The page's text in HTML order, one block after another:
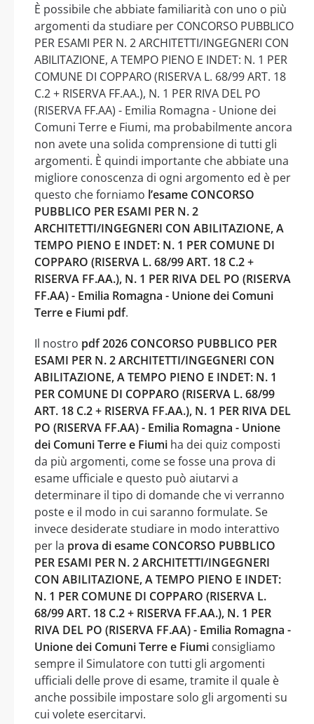
È possibile che abbiate familiarità con uno o più
argomenti da studiare per CONCORSO PUBBLICO
PER ESAMI PER N. 2 ARCHITETTI/INGEGNERI CON
ABILITAZIONE, A TEMPO PIENO E INDET: N. 1 PER
COMUNE DI COPPARO (RISERVA L. 68/99 ART. 18
C.2 + RISERVA FF.AA.), N. 1 PER RIVA DEL PO
(RISERVA FF.AA) - Emilia Romagna - Unione dei
Comuni Terre e Fiumi, ma probabilmente ancora
non avete una solida comprensione di tutti gli
argomenti. È quindi importante che abbiate una
migliore conoscenza di ogni argomento ed è per
questo che forniamo l’esame CONCORSO
PUBBLICO PER ESAMI PER N. 2
ARCHITETTI/INGEGNERI CON ABILITAZIONE, A
TEMPO PIENO E INDET: N. 1 PER COMUNE DI
COPPARO (RISERVA L. 68/99 ART. 18 C.2 +
RISERVA FF.AA.), N. 1 PER RIVA DEL PO (RISERVA
FF.AA) - Emilia Romagna - Unione dei Comuni
Terre e Fiumi pdf.
Il nostro pdf 2026 CONCORSO PUBBLICO PER
ESAMI PER N. 2 ARCHITETTI/INGEGNERI CON
ABILITAZIONE, A TEMPO PIENO E INDET: N. 1
PER COMUNE DI COPPARO (RISERVA L. 68/99
ART. 18 C.2 + RISERVA FF.AA.), N. 1 PER RIVA DEL
PO (RISERVA FF.AA) - Emilia Romagna - Unione
dei Comuni Terre e Fiumi ha dei quiz composti
da più argomenti, come se fosse una prova di
esame ufficiale e questo può aiutarvi a
determinare il tipo di domande che vi verranno
poste e il modo in cui saranno formulate. Se
invece desiderate studiare in modo interattivo
per la prova di esame CONCORSO PUBBLICO
PER ESAMI PER N. 2 ARCHITETTI/INGEGNERI
CON ABILITAZIONE, A TEMPO PIENO E INDET:
N. 1 PER COMUNE DI COPPARO (RISERVA L.
68/99 ART. 18 C.2 + RISERVA FF.AA.), N. 1 PER
RIVA DEL PO (RISERVA FF.AA) - Emilia Romagna -
Unione dei Comuni Terre e Fiumi consigliamo
sempre il Simulatore con tutti gli argomenti
ufficiali delle prove di esame, tramite il quale è
anche possibile impostare solo gli argomenti su
cui volete esercitarvi.